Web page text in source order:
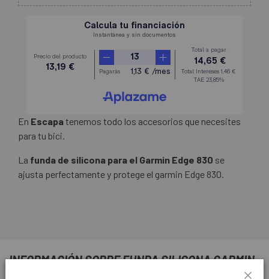
En Escapatenemos todo los accesorios que necesites
para tu bici.
La funda de silicona para el Garmin Edge 830 se
ajusta perfectamente y protege el garmin Edge 830.
INFORMACIÓN SOBRE FUNDA SILICONA GARMIN